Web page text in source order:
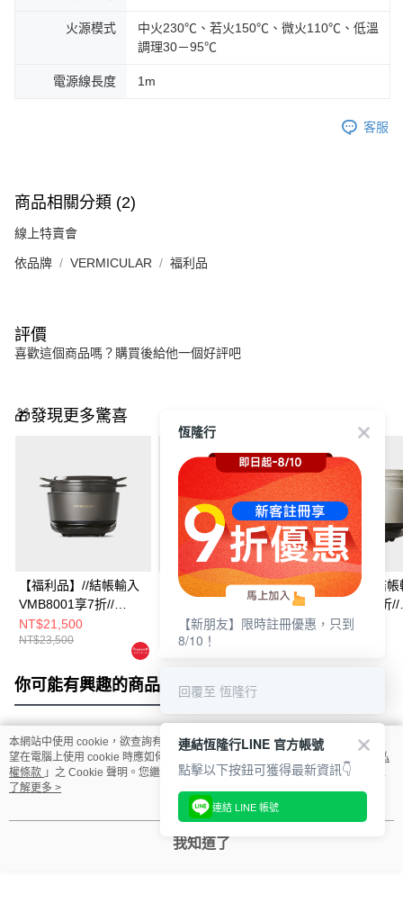
火源模式
中火230℃、若火150℃、微火110℃、低溫
調理30－95℃
電源線長度 1m
客服
商品相關分類 (2)
線上特賣會
依品牌 VERMICULAR 福利品
評價
喜歡這個商品嗎？購買後給他一個好評吧
🎁發現更多驚喜
【福利品】//結帳輸入
VMB8001享7折//
Vermicular MINI IH 琺
瑯電子鑄鐵鍋 (松露黑)
NT$21,500
NT$23,500
Vermicular IH琺瑯電子
鑄鐵鍋 (松露黑)
NT$29,500
NT$37,400
【福利品】//結帳
VMB8001享7折//
Vermicular IH琺
NT$29,500
你可能有興趣的商品 全站排行
熱門標籤
本網站中使用 cookie，欲查詢有關本網站使用 cookie 方式之詳情，及若您不希
望在電腦上使用 cookie 時應如何變更電腦的 cookie 設定，請參閱本網站「
隱私
權條款 」之 Cookie 聲明。您繼續使用本網站即表示您同意本公司得按本網站使
用條款之 Cookie 聲明使用 cookie。
了解更多 >
我知道了
恆隆行
【新朋友】限時註冊優惠，只到
8/10！
回覆至 恆隆行
連結恆隆行LINE 官方帳號
點擊以下按鈕可獲得最新資訊👇
連結 LINE 帳號